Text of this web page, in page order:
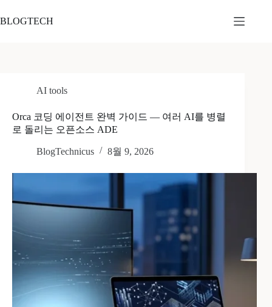
문
BLOGTECH
AI tools
Orca 코딩 에이전트 완벽 가이드 — 여러 AI를 병렬
로 돌리는 오픈소스 ADE
BlogTechnicus 8월 9, 2026